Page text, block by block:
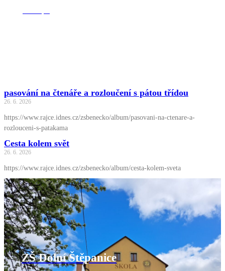
pasování na čtenáře a rozloučení s pátou třídou
26. 6. 2026
https://www.rajce.idnes.cz/zsbenecko/album/pasovani-na-ctenare-a-
rozlouceni-s-patakama
Cesta kolem svět
26. 6. 2026
https://www.rajce.idnes.cz/zsbenecko/album/cesta-kolem-sveta
ZŠ Dolní Štěpanice